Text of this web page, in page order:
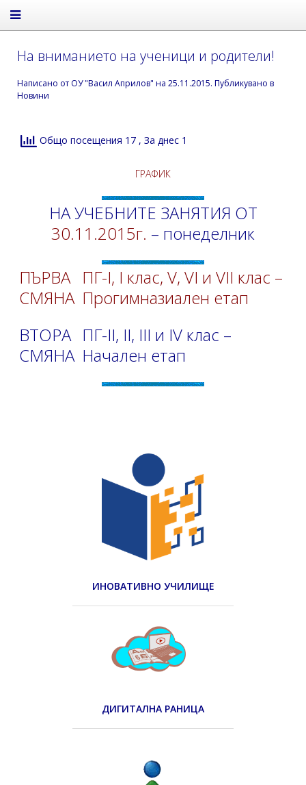
На вниманието на ученици и родители!
Написано от ОУ "Васил Априлов" на 25.11.2015. Публикувано в
Новини
Общо посещения 17 , За днес 1
ГРАФИК
НА УЧЕБНИТЕ ЗАНЯТИЯ ОТ
30.11.2015г. – понеделник
ПЪРВА
СМЯНА
ПГ-I, I клас, V, VI и VII клас –
Прогимназиален етап
ВТОРА
СМЯНА
ПГ-II, II, III и IV клас –
Начален етап
ИНОВАТИВНО УЧИЛИЩЕ
ДИГИТАЛНА РАНИЦА